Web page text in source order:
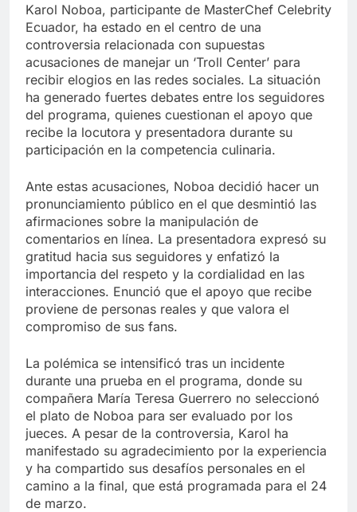
Karol Noboa, participante de MasterChef Celebrity
Ecuador, ha estado en el centro de una
controversia relacionada con supuestas
acusaciones de manejar un ‘Troll Center’ para
recibir elogios en las redes sociales. La situación
ha generado fuertes debates entre los seguidores
del programa, quienes cuestionan el apoyo que
recibe la locutora y presentadora durante su
participación en la competencia culinaria.
Ante estas acusaciones, Noboa decidió hacer un
pronunciamiento público en el que desmintió las
afirmaciones sobre la manipulación de
comentarios en línea. La presentadora expresó su
gratitud hacia sus seguidores y enfatizó la
importancia del respeto y la cordialidad en las
interacciones. Enunció que el apoyo que recibe
proviene de personas reales y que valora el
compromiso de sus fans.
La polémica se intensificó tras un incidente
durante una prueba en el programa, donde su
compañera María Teresa Guerrero no seleccionó
el plato de Noboa para ser evaluado por los
jueces. A pesar de la controversia, Karol ha
manifestado su agradecimiento por la experiencia
y ha compartido sus desafíos personales en el
camino a la final, que está programada para el 24
de marzo.